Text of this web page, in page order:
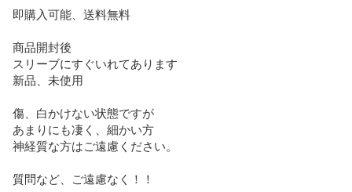
即購入可能、送料無料
商品開封後
スリーブにすぐいれてあります
新品、未使用
傷、白かけない状態ですが
あまりにも凄く、細かい方
神経質な方はご遠慮ください。
質問など、ご遠慮なく！！